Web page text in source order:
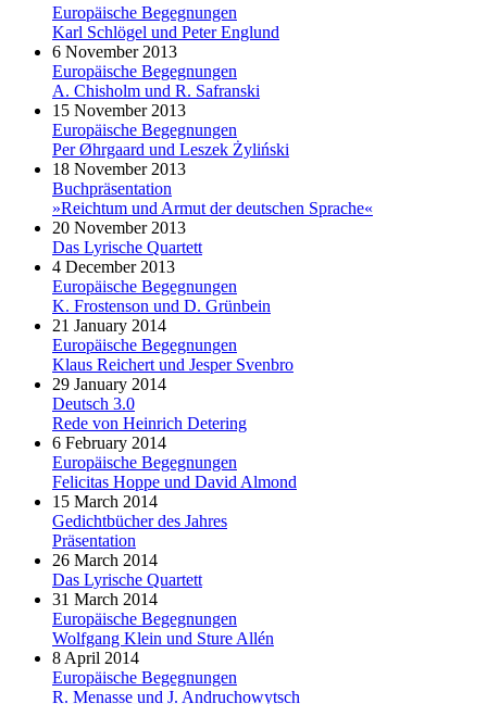
Europäische Begegnungen
Karl Schlögel und Peter Englund
6 November 2013
Europäische Begegnungen
A. Chisholm und R. Safranski
15 November 2013
Europäische Begegnungen
Per Øhrgaard und Leszek Żyliński
18 November 2013
Buchpräsentation
»Reichtum und Armut der deutschen Sprache«
20 November 2013
Das Lyrische Quartett
4 December 2013
Europäische Begegnungen
K. Frostenson und D. Grünbein
21 January 2014
Europäische Begegnungen
Klaus Reichert und Jesper Svenbro
29 January 2014
Deutsch 3.0
Rede von Heinrich Detering
6 February 2014
Europäische Begegnungen
Felicitas Hoppe und David Almond
15 March 2014
Gedichtbücher des Jahres
Präsentation
26 March 2014
Das Lyrische Quartett
31 March 2014
Europäische Begegnungen
Wolfgang Klein und Sture Allén
8 April 2014
Europäische Begegnungen
R. Menasse und J. Andruchowytsch